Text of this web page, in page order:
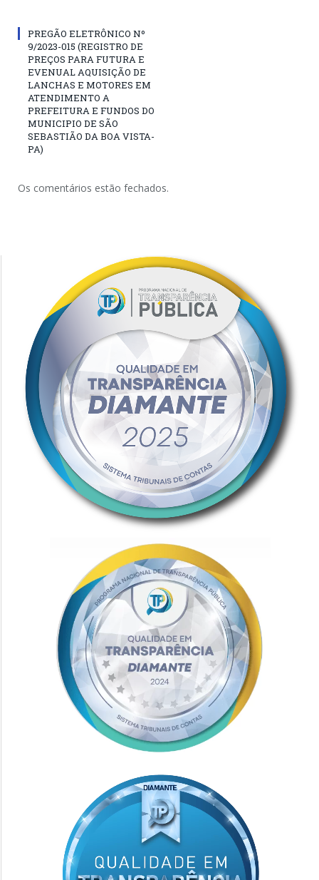
PREGÃO ELETRÔNICO Nº
9/2023-015 (REGISTRO DE
PREÇOS PARA FUTURA E
EVENUAL AQUISIÇÃO DE
LANCHAS E MOTORES EM
ATENDIMENTO A
PREFEITURA E FUNDOS DO
MUNICIPIO DE SÃO
SEBASTIÃO DA BOA VISTA-
PA)
Os comentários estão fechados.